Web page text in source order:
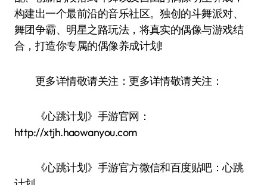
构建出一个最前沿的音乐社区。独创的斗舞派对、
舞团争霸、明星之路玩法，将真实的偶像与游戏结
合，打造你专属的偶像养成计划!
更多详情敬请关注：更多详情敬请关注：
《心跳计划》手游官网：
http://xtjh.haowanyou.com
《心跳计划》手游官方微信和百度贴吧：心跳